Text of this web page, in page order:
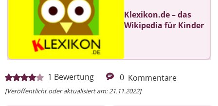
1 Bewertung 0 Kommentare
[Veröffentlicht oder aktualisiert am: 21.11.2022]
Klexikon.de – das
Wikipedia für Kinder